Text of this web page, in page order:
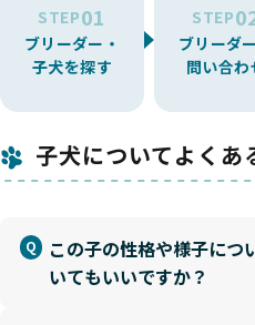
STEP01
ブリーダー・
子犬を探す
STEP
ブリーダ
問い合わ
子犬についてよくあ
この子の性格や様子につ
いてもいいですか？